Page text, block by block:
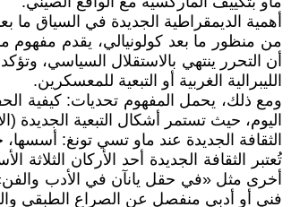
أهمية الديمقراطية الجديدة في السياق ما
من منظور ما بعد كولونيالي، يقدم مفهوم
أن التحرر ينتهي بالاستقلال السياسي،
الليبرالية الغربية أو التبعية للمعسكرين.
ومع ذلك، يحمل المفهوم تحديات: كيفية
اليوم، حيث تستمر أشكال التبعية الجديدة
الثقافة الجديدة عند ماو تسي تونغ: أسسها،
فني أو أدبي منفصل عن الصراع الطبقي